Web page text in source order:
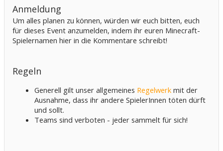
Anmeldung
Um alles planen zu können, würden wir euch bitten, euch
für dieses Event anzumelden, indem ihr euren Minecraft-
Spielernamen hier in die Kommentare schreibt!
Regeln
Generell gilt unser allgemeines Regelwerk mit der
Ausnahme, dass ihr andere SpielerInnen töten dürft
und sollt.
Teams sind verboten - jeder sammelt für sich!